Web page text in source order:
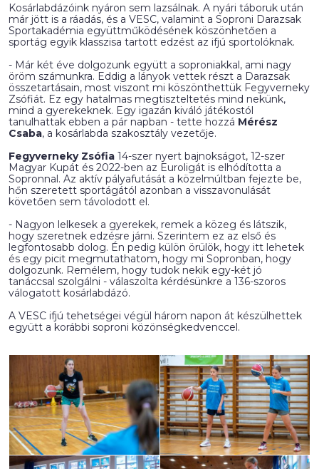
Kosárlabdázóink nyáron sem lazsálnak. A nyári táboruk után
már jött is a ráadás, és a VESC, valamint a Soproni Darazsak
Sportakadémia együttműködésének köszönhetően a
sportág egyik klasszisa tartott edzést az ifjú sportolóknak.
- Már két éve dolgozunk együtt a soproniakkal, ami nagy
öröm számunkra. Eddig a lányok vettek részt a Darazsak
összetartásain, most viszont mi köszönthettük Fegyverneky
Zsófiát. Ez egy hatalmas megtiszteltetés mind nekünk,
mind a gyerekeknek. Egy igazán kiváló játékostól
tanulhattak ebben a pár napban - tette hozzá Mérész
Csaba, a kosárlabda szakosztály vezetője.
Fegyverneky Zsófia 14-szer nyert bajnokságot, 12-szer
Magyar Kupát és 2022-ben az Euroligát is elhódította a
Sopronnal. Az aktív pályafutását a közelmúltban fejezte be,
hőn szeretett sportágától azonban a visszavonulását
követően sem távolodott el.
- Nagyon lelkesek a gyerekek, remek a közeg és látszik,
hogy szeretnek edzésre járni. Szerintem ez az első és
legfontosabb dolog. Én pedig külön örülök, hogy itt lehetek
és egy picit megmutathatom, hogy mi Sopronban, hogy
dolgozunk. Remélem, hogy tudok nekik egy-két jó
tanáccsal szolgálni - válaszolta kérdésünkre a 136-szoros
válogatott kosárlabdázó.
A VESC ifjú tehetségei végül három napon át készülhettek
együtt a korábbi soproni közönségkedvenccel.